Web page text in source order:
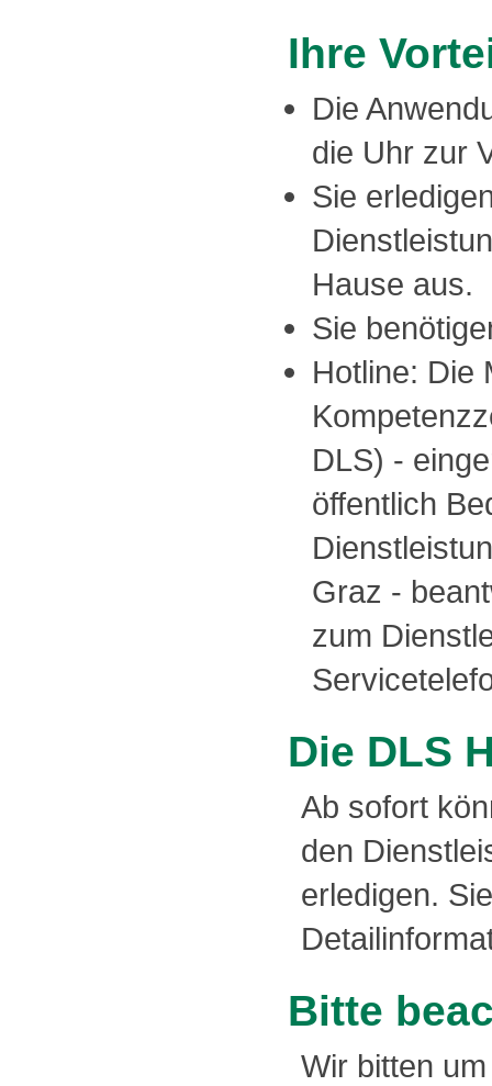
Ihre
Die
die Uhr zur
Sie
Hause aus.
Sie
Hotline: Die
DLS) -
öffentlich
Graz -
zum
Die DLS
Ab sofort
den
erledigen.
Bitte
Wir bitten